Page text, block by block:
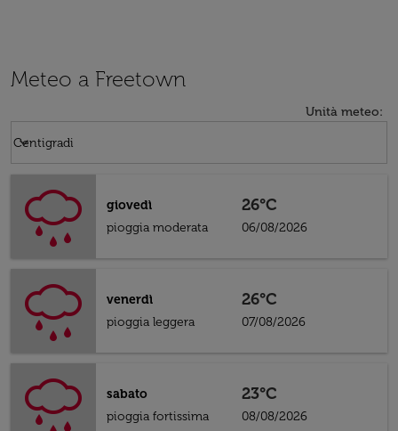
Meteo a Freetown
Unità meteo:
Centigradi
keyboard_arrow_down
giovedì
pioggia moderata
26°C
06/08/2026
venerdì
pioggia leggera
26°C
07/08/2026
sabato
pioggia fortissima
23°C
08/08/2026